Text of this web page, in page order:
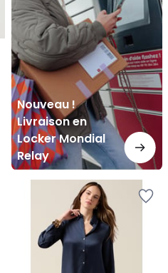
Nouveau !
Livraison en
Locker Mondial
Relay